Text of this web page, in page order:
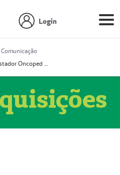
Login
Comunicação
Prestador Oncoped Serviços Médicos (51004335-0)